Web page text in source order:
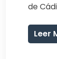
de
Leer